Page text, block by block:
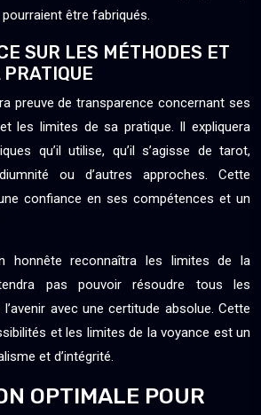
être fabriqués.
SUR LES MÉTHODES ET
preuve de transparence concernant ses
les limites de sa pratique. Il expliquera
qu’il utilise, qu’il s’agisse de tarot,
ou d’autres approches. Cette
confiance en ses compétences et un
honnête reconnaîtra les limites de la
pas pouvoir résoudre tous les
avec une certitude absolue. Cette
et les limites de la voyance est un
et d’intégrité.
OPTIMALE POUR